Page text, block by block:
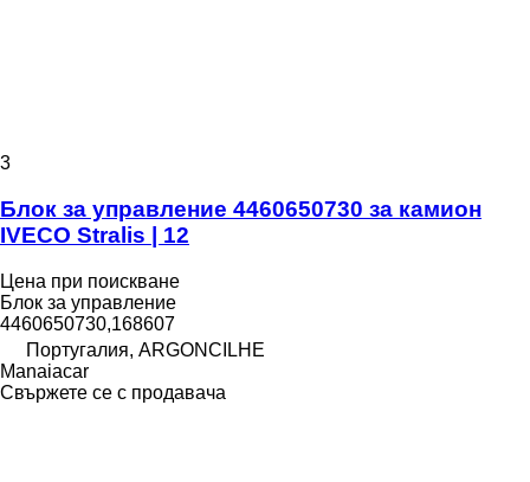
3
Блок за управление 4460650730 за камион
IVECO Stralis | 12
Цена при поискване
Блок за управление
4460650730,168607
Португалия, ARGONCILHE
Manaiacar
Свържете се с продавача